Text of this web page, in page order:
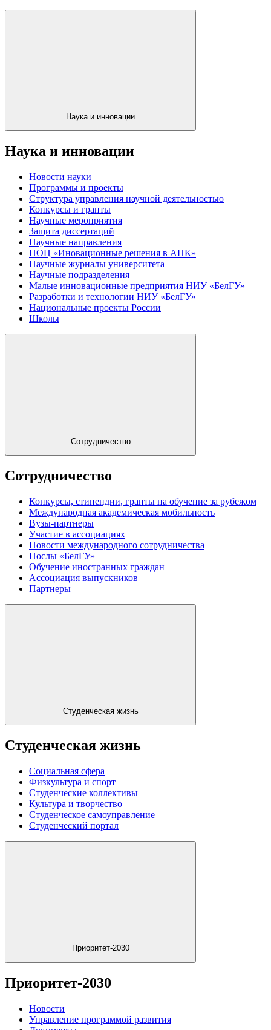
Наука и инновации
Наука и инновации
Новости науки
Программы и проекты
Структура управления научной деятельностью
Конкурсы и гранты
Научные мероприятия
Защита диссертаций
Научные направления
НОЦ «Иновационные решения в АПК»
Научные журналы университета
Научные подразделения
Малые инновационные предприятия НИУ «БелГУ»
Разработки и технологии НИУ «БелГУ»
Национальные проекты России
Школы
Сотрудничество
Сотрудничество
Конкурсы, стипендии, гранты на обучение за рубежом
Международная академическая мобильность
Вузы-партнеры
Участие в ассоциациях
Новости международного сотрудничества
Послы «БелГУ»
Обучение иностранных граждан
Ассоциация выпускников
Партнеры
Студенческая жизнь
Студенческая жизнь
Социальная сфера
Физкультура и спорт
Студенческие коллективы
Культура и творчество
Студенческое самоуправление
Студенческий портал
Приоритет-2030
Приоритет-2030
Новости
Управление программой развития